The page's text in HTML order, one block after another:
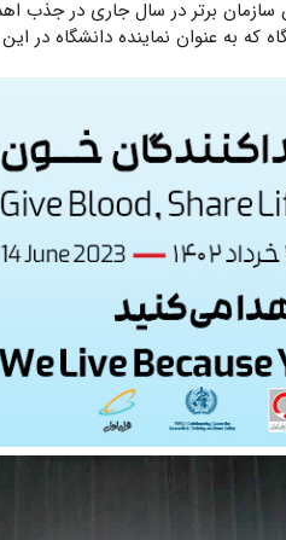
سازمان برتر در سال جاری در جذب
که به عنوان نماینده دانشگاه در